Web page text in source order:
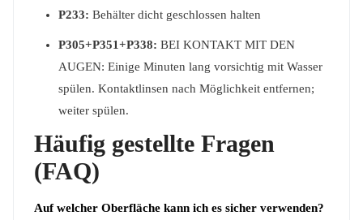
P233: Behälter dicht geschlossen halten
P305+P351+P338: BEI KONTAKT MIT DEN
AUGEN: Einige Minuten lang vorsichtig mit Wasser
spülen. Kontaktlinsen nach Möglichkeit entfernen;
weiter spülen.
Häufig gestellte Fragen
(FAQ)
Auf welcher Oberfläche kann ich es sicher verwenden?